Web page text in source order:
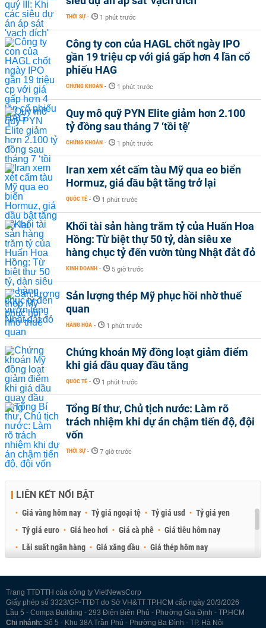
THỜI SỰ - 1 phút trước
Công ty con của HAGL chốt ngày IPO
gần 19 triệu cp với giá gấp hơn 4 lần cổ
phiếu HAG
CHỨNG KHOÁN - 1 phút trước
Quy mô quỹ PYN Elite giảm hơn 2.100
tỷ đồng sau tháng 7 ‘tồi tệ’
CHỨNG KHOÁN - 1 phút trước
Iran xem xét cấm tàu Mỹ qua eo biển
Hormuz, giá dầu bật tăng trở lại
QUỐC TẾ - 1 phút trước
Khối tài sản hàng trăm tỷ của Huấn Hoa
Hồng: Từ biệt thự 50 tỷ, dàn siêu xe
hàng chục tỷ đến vườn tùng Nhật đắt đỏ
KINH DOANH - 5 giờ trước
Sản lượng thép Mỹ phục hồi nhờ thuế
quan
HÀNG HÓA - 1 phút trước
Chứng khoán Mỹ đồng loạt giảm điểm
khi giá dầu quay đầu tăng
QUỐC TẾ - 1 phút trước
Tổng Bí thư, Chủ tịch nước: Làm rõ
trách nhiệm khi dự án chậm tiến độ, đội
vốn
THỜI SỰ - 7 giờ trước
LIÊN KẾT NỔI BẬT
Giá vàng hôm nay Tỷ giá ngoại tệ Tỷ giá usd
Tỷ giá yen
Tỷ giá euro
Giá heo hơi Giá cà phê
Giá tiêu hôm nay
Lãi suất ngân hàng
Giá xăng dầu
Giá thép hôm nay
Trang TTĐTTH của công ty VietNewsCorp
Giấy phép số 3323/GP-TTĐT do Sở VH&TT TP.HCM cấp ngày 20/3/2026
Lầu 5 - Compa Building - 293 Điện Biên Phủ - Phường Gia Định - TP.HCM
Chi nhánh: Số 5 - Khu 38A Trần Phú - Phường Ba Đình - TP. Hà Nội